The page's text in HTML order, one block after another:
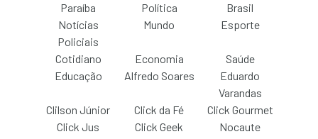
Paraíba Política
Brasil
Notícias
Policiais
Mundo Esporte
Cotidiano Economia
Saúde
Educação
Alfredo Soares
Eduardo
Varandas
Clilson Júnior
Click da Fé
Click Gourmet
Click Jus
Click Geek Nocaute